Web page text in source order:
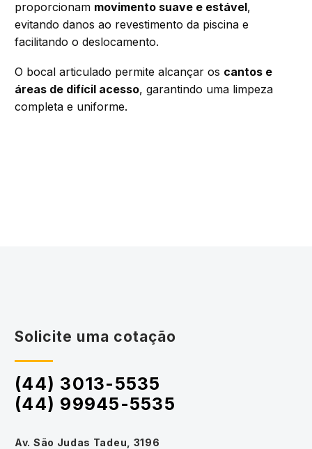
proporcionam movimento suave e estável,
evitando danos ao revestimento da piscina e
facilitando o deslocamento.
O bocal articulado permite alcançar os cantos e
áreas de difícil acesso, garantindo uma limpeza
completa e uniforme.
Solicite uma cotação
(44) 3013-5535
(44) 99945-5535
Av. São Judas Tadeu, 3196